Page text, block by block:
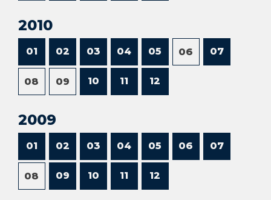
2010
01 02 03 04 05 06 07
08 09 10 11 12
2009
01 02 03 04 05 06 07
08 09 10 11 12